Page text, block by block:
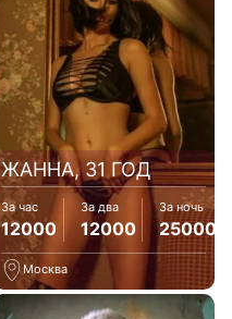
ЖАННА, 31 ГОД
За час
12000
За два
12000
За ночь
25000
Москва